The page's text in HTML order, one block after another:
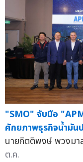
"SMO" จับมือ
ศักยภาพธุรกิจน้ำมัน
นายกิตติพงษ์ พวงมา
ต.ค.